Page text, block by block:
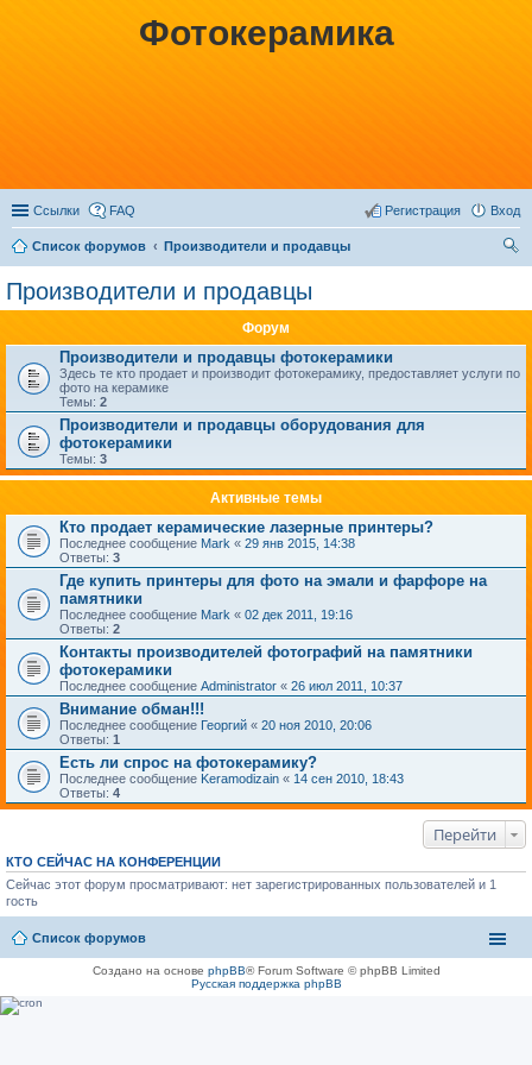
Фотокерамика
Ссылки FAQ Вход
Регистрация
Список форумов
Производители и продавцы
Производители и продавцы
Форум
Производители и продавцы фотокерамики
Здесь те кто продает и производит фотокерамику, предоставляет услуги по
фото на керамике
Темы: 2
Производители и продавцы оборудования для
фотокерамики
Темы: 3
Активные темы
Кто продает керамические лазерные принтеры?
Последнее сообщение Mark « 29 янв 2015, 14:38
Ответы: 3
Где купить принтеры для фото на эмали и фарфоре на
памятники
Последнее сообщение Mark « 02 дек 2011, 19:16
Ответы: 2
Контакты производителей фотографий на памятники
фотокерамики
Последнее сообщение Administrator « 26 июл 2011, 10:37
Внимание обман!!!
Последнее сообщение Георгий « 20 ноя 2010, 20:06
Ответы: 1
Есть ли спрос на фотокерамику?
Последнее сообщение Keramodizain « 14 сен 2010, 18:43
Ответы: 4
Перейти
КТО СЕЙЧАС НА КОНФЕРЕНЦИИ
Сейчас этот форум просматривают: нет зарегистрированных пользователей и 1
гость
Список форумов
Создано на основе phpBB® Forum Software © phpBB Limited
Русская поддержка phpBB